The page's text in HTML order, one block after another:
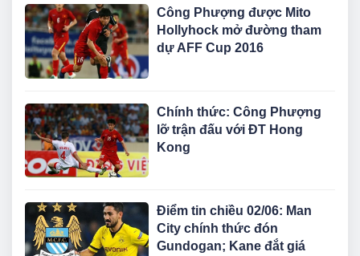
Công Phượng được Mito
Hollyhock mở đường tham
dự AFF Cup 2016
Chính thức: Công Phượng
lỡ trận đấu với ĐT Hong
Kong
Điểm tin chiều 02/06: Man
City chính thức đón
Gundogan; Kane đắt giá